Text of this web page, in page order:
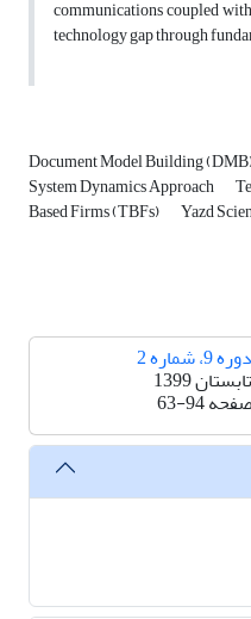
communications coupled
technology gap through
Document Model Building
System Dynamics Approach
Based Firms (TBFs) Yazd
دوره 9، شماره 2
تابستان 1399
صفحه63-94